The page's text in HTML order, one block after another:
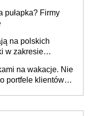
pułapka? Firmy
na polskich
w zakresie
na wakacje. Nie
portfele klientów